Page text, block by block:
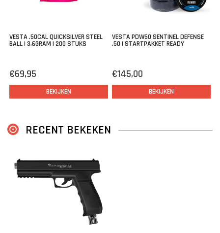
VESTA .50CAL QUICKSILVER STEEL
BALL | 3,6GRAM | 200 STUKS
€69,95
BEKIJKEN
VESTA PDW50 SENTINEL DEFENSE
.50 | STARTPAKKET READY
€145,00
BEKIJKEN
RECENT BEKEKEN